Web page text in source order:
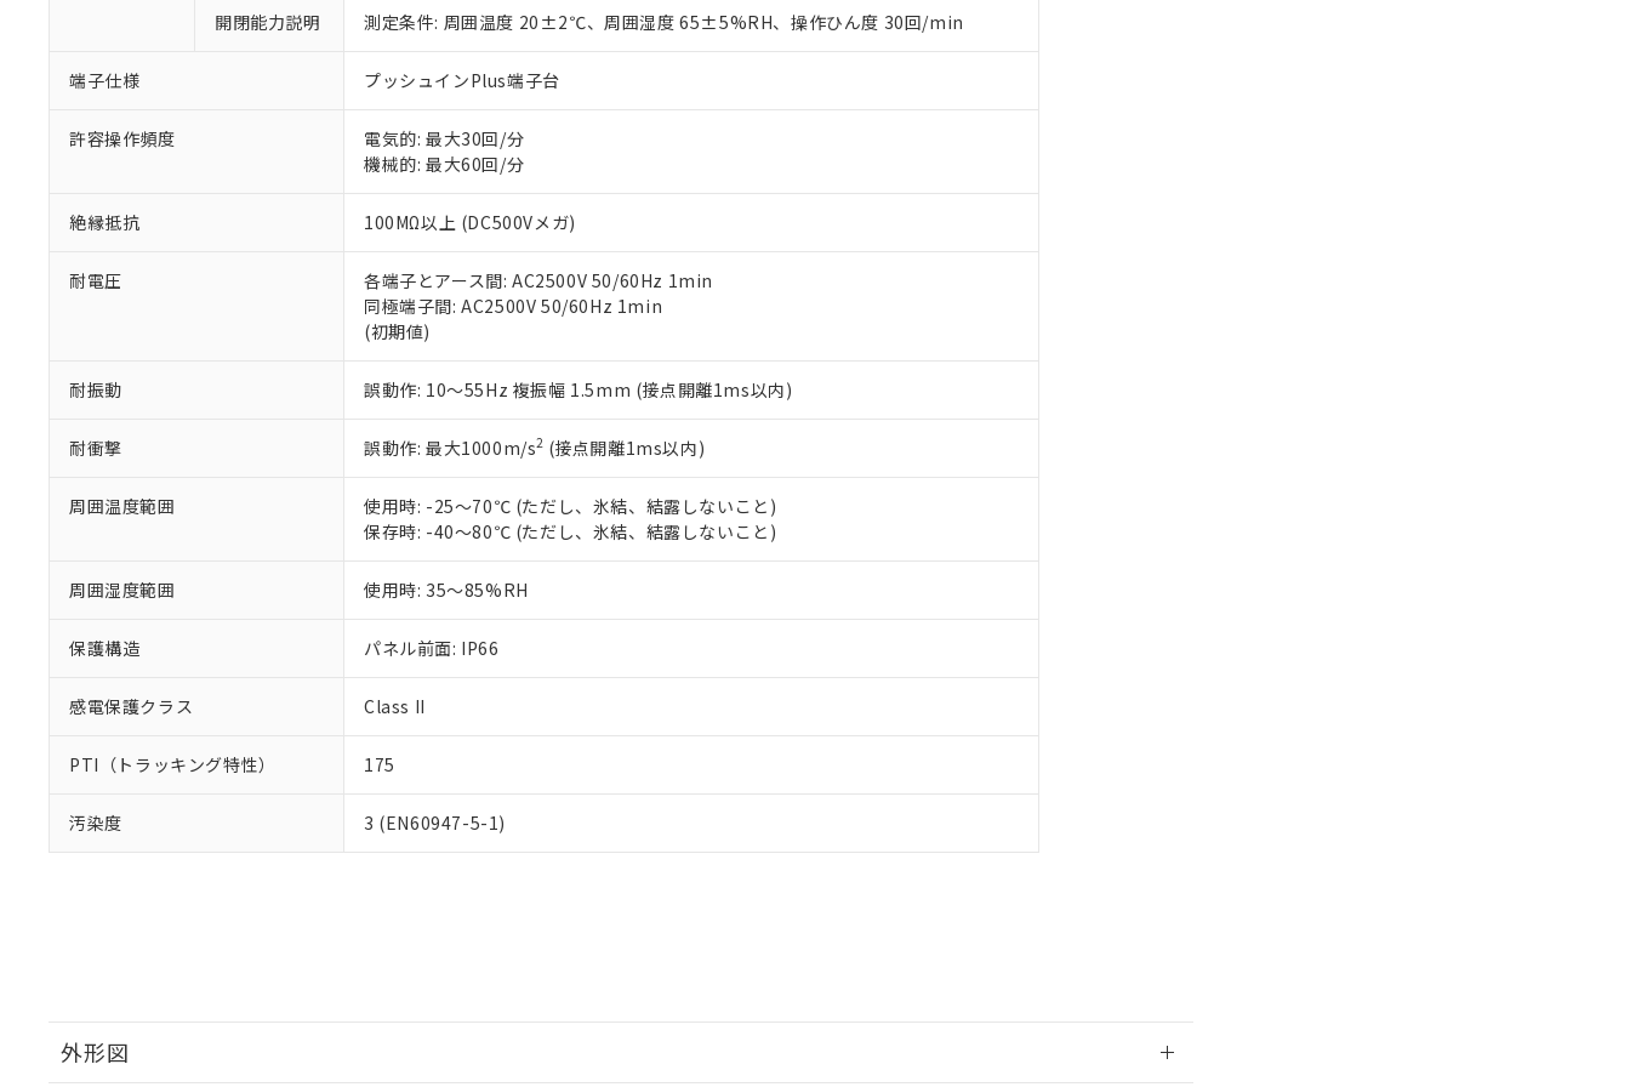
開閉能力説明 測定条件: 周囲温度 20±2℃、周囲湿度 65±5%RH、操作ひん度 30回/min
端子仕様 プッシュインPlus端子台
許容操作頻度
電気的: 最大30回/分
機械的: 最大60回/分
絶縁抵抗 100MΩ以上 (DC500Vメガ)
耐電圧
各端子とアース間: AC2500V 50/60Hz 1min
同極端子間: AC2500V 50/60Hz 1min
(初期値)
耐振動 誤動作: 10～55Hz 複振幅 1.5mm (接点開離1ms以内)
耐衝撃 誤動作: 最大1000m/s2 (接点開離1ms以内)
周囲温度範囲
使用時: -25～70℃ (ただし、氷結、結露しないこと)
保存時: -40～80℃ (ただし、氷結、結露しないこと)
周囲湿度範囲 使用時: 35～85%RH
保護構造 パネル前面: IP66
感電保護クラス Class II
PTI（トラッキング特性） 175
汚染度 3 (EN60947-5-1)
外形図
正式な納期状況および標準価格はお客様のお取引先、またはお客様担当のオムロン制御機器販売店・
当社販売員にご相談ください。
オムロン制御機器販売店や当社販売拠点は「
す。
マイパーツ機能（部品リスト作成サービス）をご利用いただくには、I-Webメンバーズにご登録され
ている必要があります。
が、当社の製品・サービスに関するお客様との取引・商談に必要な範囲で利用することをご了承くだ
さい。
※当社の共同利用者とは、"個人情報の共同利用に関して"
いる法人を指します。
※2 対応予定月
部品在庫の切り替え状況などにより、予定月が前後することがあります。
※3 非含有証明書ダウンロード
下記の非含有証明書をダウンロードすることができます。
EU RoHS指令（10物質）の非含有証明書
51物質の非含有証明書（当社基準）
※本証明書は発行日時点で非含有を証明するもので、過去に遡って非含有を証明するものではありません。
また、RoHS指令のフタル酸エステル類４物質の対応では、対応完了までの期間は出荷製品に未対応品が
既に当社にて対応品への在庫切替を完了していることから、特段のことがない限り、2022年1月12日よ
り割愛しております。
DEHP(フタル酸ビス(2-エチルヘキシル)) : 1000ppm
※2 環境保護使用期限
「ｅ」：有害物質（10物質）のすべてが基準値以下であることを示します。
「10」：通常の使用状況下において有害物質が外部に漏えいし、環境に深刻な影響を及ぼさない年数を意
「－」：未確認です。当社販売部門へお問い合わせください。
置等に一切使用いたしません。
当社は、貴社製品を第三者に販売する場合は、上記1、2および3の内容を当該第三者に通知します。
また当社は、販売先および販売に係わる関係者が違法に輸出するおそれがある場合は、取り引きをい
たしません。
△ 一定数には満たないが在庫あり
－
在庫なし(最新の在庫状況については、お客様のお取引先、またはお客様担当のオムロン制御
機器販売店・当社販売員にご確認ください)
空
白
受注生産機種、また在庫状況の情報を公開していない機種